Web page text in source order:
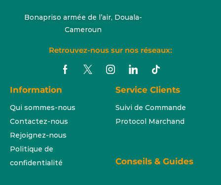
Bonapriso armée de l’air, Douala-
Cameroun
Retrouvez-nous sur nos réseaux:
Information
Qui sommes-nous
Contactez-nous
Rejoignez-nous
Politique de
confidentialité
Service Clients
Suivi de Commande
Protocol Marchand
Conseils & Guides